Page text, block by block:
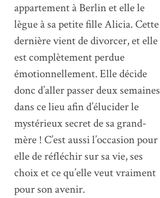
appartement à Berlin et elle le
lègue à sa petite fille Alicia. Cette
dernière vient de divorcer, et elle
est complètement perdue
émotionnellement. Elle décide
donc d’aller passer deux semaines
dans ce lieu afin d’élucider le
mystérieux secret de sa grand-
mère ! C’est aussi l’occasion pour
elle de réfléchir sur sa vie, ses
choix et ce qu’elle veut vraiment
pour son avenir.